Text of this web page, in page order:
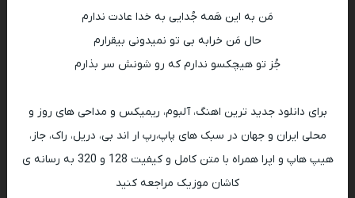
مَن به این هَمه جُدایی به خدا عادت ندارم
حال مَن خرابه بی تو نمیدونی بیقرارم
جُز تو هیچکسو ندارم که رو شونش سر بذارم
برای دانلود جدید ترین اهنگ، آلبوم، ریمیکس و مداحی های روز و
محلی ایران و جهان در سبک های پاپ،رپ ار اند بی، دریل، راک، جاز،
هیپ هاپ و اپرا همراه با متن کامل و کیفیت 128 و 320 به رسانه ی
کاشان موزیک مراجعه کنید